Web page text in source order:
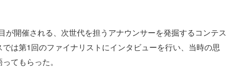
開催される、次世代を担うアナウンサーを発掘するコンテス
は第1回のファイナリストにインタビューを行い、当時の思
てもらった。